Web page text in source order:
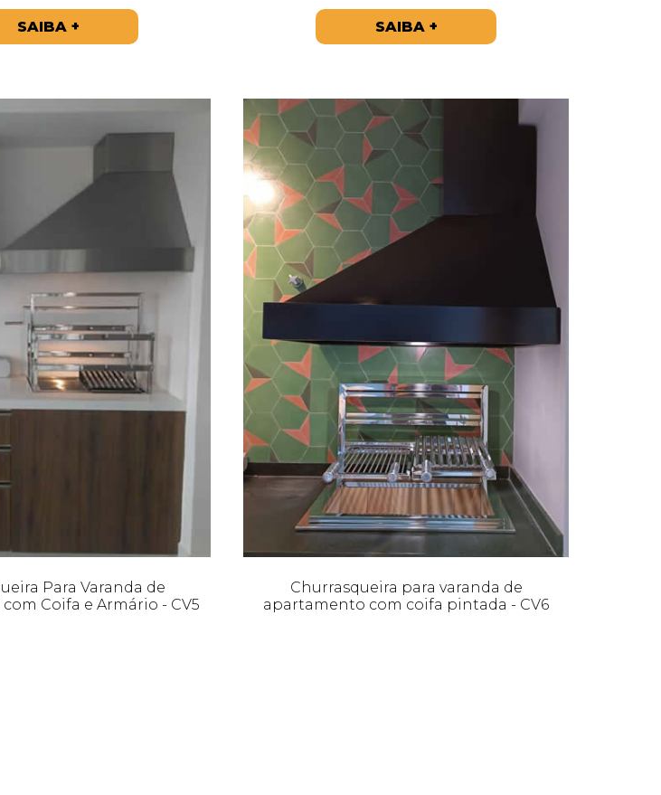
SAIBA + SAIBA +
Para Varanda de
Coifa e Armário - CV5
Churrasqueira para varanda de
apartamento com coifa pintada - CV6